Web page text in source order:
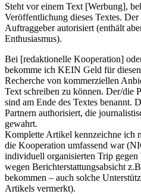
Steht vor einem Text [Werbung],
Veröffentlichung dieses Textes.
Auftraggeber autorisiert (enthält
Enthusiasmus).
Bei [redaktionelle Kooperation]
bekomme ich KEIN Geld für
Recherche von kommerziellen
Text schreiben zu können. Der/die
sind am Ende des Textes benannt.
Partnern authorisiert, die
gewahrt.
Komplette Artikel kennzeichne ich
die Kooperation umfassend war
individuell organisierten Trip gegen
wegen Berichterstattungsabsicht
bekommen – auch solche
Artikels vermerkt).